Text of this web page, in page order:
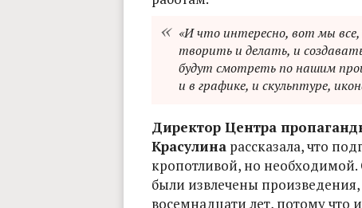
«И что интересно, вот мы
творить и делать, и
будут смотреть по нашим
и в графике, и скульптуре,
Директор Центра
Красулинарассказала, что
кропотливой, но
были извлечены
восемнадцати лет, потому